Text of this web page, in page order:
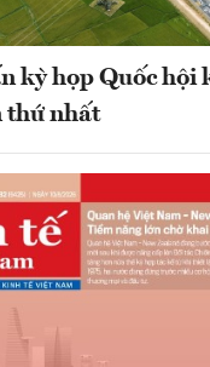
kỳ họp Quốc hội
thứ nhất